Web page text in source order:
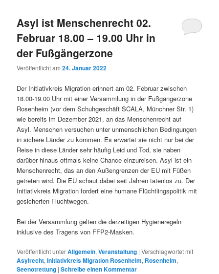
Asyl ist Menschenrecht 02.
Februar 18.00 – 19.00 Uhr in
der Fußgängerzone
Veröffentlicht am24. Januar 2022
Der Initiativkreis Migration erinnert am 02. Februar zwischen
18.00-19.00 Uhr mit einer Versammlung in der Fußgängerzone
Rosenheim (vor dem Schuhgeschäft SCALA, Münchner Str. 1)
wie bereits im Dezember 2021, an das Menschenrecht auf
Asyl. Menschen versuchen unter unmenschlichen Bedingungen
in sichere Länder zu kommen. Es erwartet sie nicht nur bei der
Reise in diese Länder sehr häufig Leid und Tod, sie haben
darüber hinaus oftmals keine Chance einzureisen. Asyl ist ein
Menschenrecht, das an den Außengrenzen der EU mit Füßen
getreten wird. Die EU schaut dabei seit Jahren tatenlos zu. Der
Initiativkreis Migration fordert eine humane Flüchtlingspolitik mit
gesicherten Fluchtwegen.
Bei der Versammlung gelten die derzeitigen Hygieneregeln
inklusive des Tragens von FFP2-Masken.
Veröffentlicht unterAllgemein,Veranstaltung |Verschlagwortet mit
Asylrecht,Initiativkreis Migration Rosenheim, Rosenheim,
Seenotrettung |Schreibe einen Kommentar